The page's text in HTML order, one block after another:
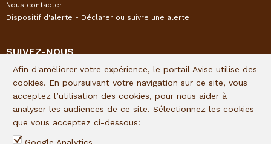
Nous contacter
Dispositif d'alerte - Déclarer ou suivre une alerte
SUIVEZ-NOUS
Restez informés de l'actualité I&P en vous inscrivant à notre
newsletter trimestrielle :
Lien d'inscription
Suivez I&P sur les réseaux sociaux :
Afin d'améliorer votre expérience, le portail Avise utilise des
cookies. En poursuivant votre navigation sur ce site, vous
acceptez l’utilisation des cookies, pour nous aider à
analyser les audiences de ce site. Sélectionnez les cookies
que vous acceptez ci-dessous: